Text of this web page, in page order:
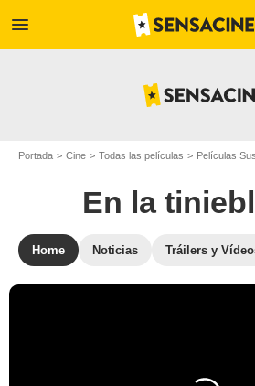
menu
Portada Cine Todas las películas Películas
En la
Home Noticias Tráilers y